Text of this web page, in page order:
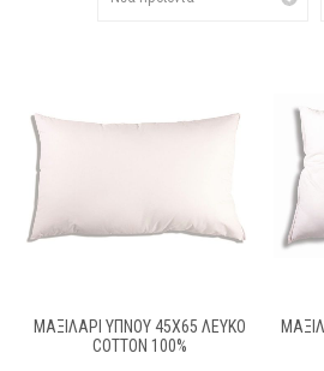
ΜΑΞΙΛΑΡΙ ΥΠΝΟΥ 45X65 ΛΕΥΚΟ
COTTON 100%